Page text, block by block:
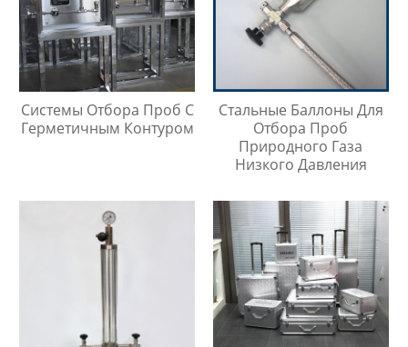
Системы Отбора Проб С
Герметичным Контуром
Стальные Баллоны Для
Отбора Проб
Природного Газа
Низкого Давления